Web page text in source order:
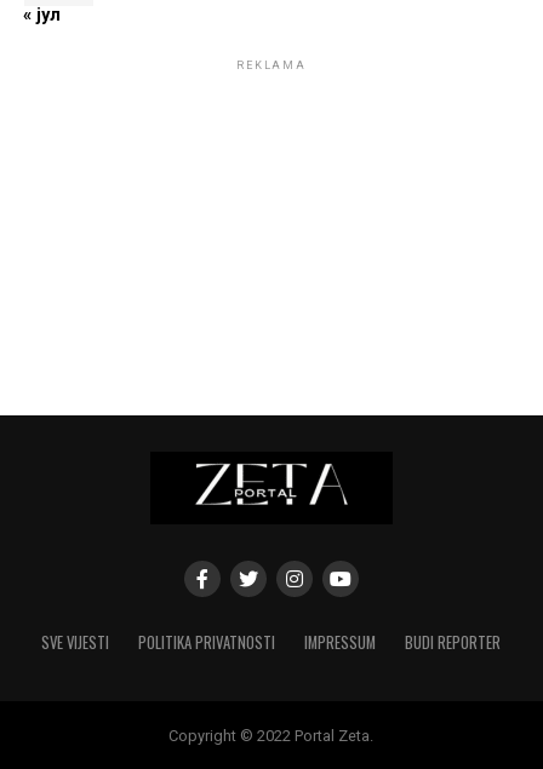
« јул
REKLAMA
SVE VIJESTI POLITIKA PRIVATNOSTI IMPRESSUM BUDI REPORTER
Copyright © 2022 Portal Zeta.